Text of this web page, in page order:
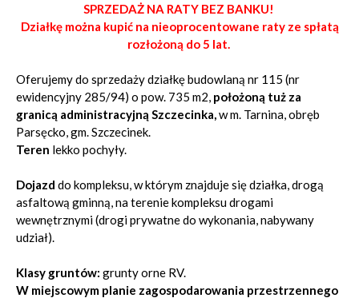
SPRZEDAŻ NA RATY BEZ BANKU!
Działkę można kupić na nieoprocentowane raty ze spłatą
rozłożoną do 5 lat.
Oferujemy do sprzedaży działkę budowlaną nr 115 (nr
ewidencyjny 285/94) o pow. 735 m2, położoną tuż za
granicą administracyjną Szczecinka,w m. Tarnina, obręb
Parsęcko, gm. Szczecinek.
Teren lekko pochyły.
Dojazd do kompleksu, w którym znajduje się działka, drogą
asfaltową gminną, na terenie kompleksu drogami
wewnętrznymi (drogi prywatne do wykonania, nabywany
udział).
Klasy gruntów: grunty orne RV.
W miejscowym planie zagospodarowania przestrzennego